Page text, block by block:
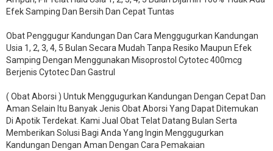
Efek Samping Dan Bersih Dan Cepat Tuntas
Obat Penggugur Kandungan Dan Cara Menggugurkan Kandungan
Usia 1, 2, 3, 4, 5 Bulan Secara Mudah Tanpa Resiko Maupun Efek
Samping Dengan Menggunakan Misoprostol Cytotec 400mcg
Berjenis Cytotec Dan Gastrul
( Obat Aborsi ) Untuk Menggugurkan Kandungan Dengan Cepat Dan
Aman Selain Itu Banyak Jenis Obat Aborsi Yang Dapat Ditemukan
Di Apotik Terdekat. Kami Jual Obat Telat Datang Bulan Serta
Memberikan Solusi Bagi Anda Yang Ingin Menggugurkan
Kandungan Dengan Aman Dengan Cara Pemakaian